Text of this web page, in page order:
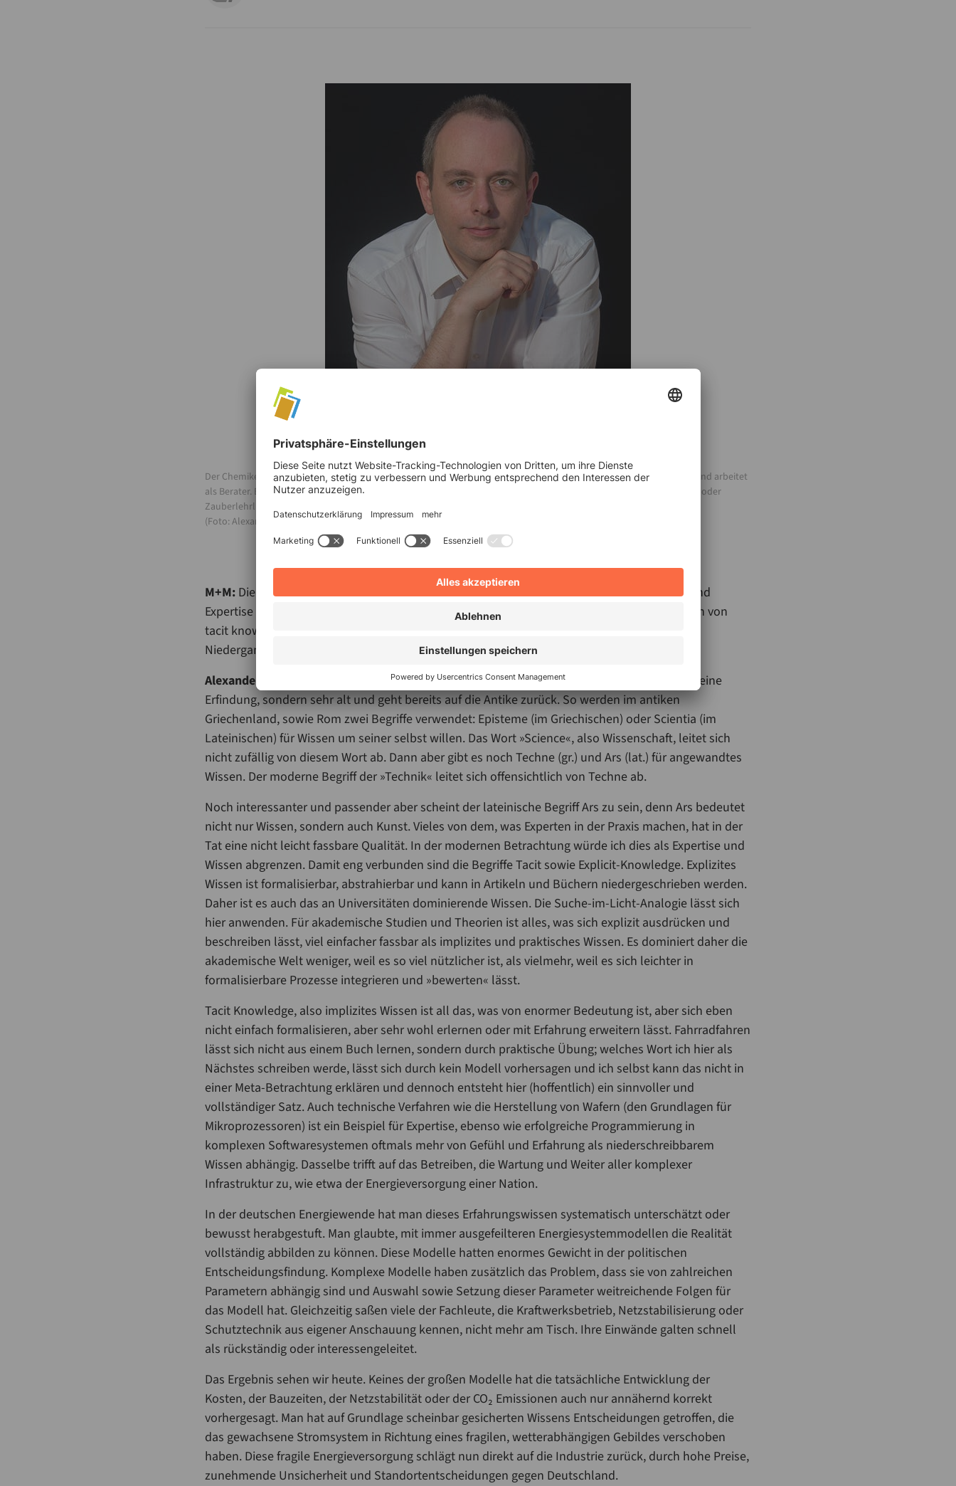
Der Chemiker, Philosoph und Informatiker Alexander Schatten forscht in Wien an der TU Wien und bei SBA Research und arbeitet
als Berater. Er war Geschäftsführer mehrerer Unternehmen und beschäftigt sich in seinem neuen Buch „Hexenmeister oder
Zauberlehrling? Die Wissensgesellschaft in der Krise“ mit der Frage, wie moderne Gesellschaften mit Wissen umgehen
(Foto: Alexander Schatten).
M+M: Die deutsche Energiewende sei ein Lehrstück dafür, was passiert, wenn man Wissen und
Expertise verwechselt, so Ihre These. Wie unterscheiden Sie explizites, modellierbares Wissen von
tacit knowledge aus jahrzehntelanger Praxis, und wie hat diese Verwechslung konkret zum
Niedergang des deutschen Energiesystems und der Industrie beigetragen?
Alexander Schatten:
Der Unterschied zwischen verschiedenen Arten des Wissens ist nicht meine
Erfindung, sondern sehr alt und geht bereits auf die Antike zurück. So werden im antiken
Griechenland, sowie Rom zwei Begriffe verwendet: Episteme (im Griechischen) oder Scientia (im
Lateinischen) für Wissen um seiner selbst willen. Das Wort »Science«, also Wissenschaft, leitet sich
nicht zufällig von diesem Wort ab. Dann aber gibt es noch Techne (gr.) und Ars (lat.) für angewandtes
Wissen. Der moderne Begriff der »Technik« leitet sich offensichtlich von Techne ab.
Noch interessanter und passender aber scheint der lateinische Begriff Ars zu sein, denn Ars bedeutet
nicht nur Wissen, sondern auch Kunst. Vieles von dem, was Experten in der Praxis machen, hat in der
Tat eine nicht leicht fassbare Qualität. In der modernen Betrachtung würde ich dies als Expertise und
Wissen abgrenzen. Damit eng verbunden sind die Begriffe Tacit sowie Explicit-Knowledge. Explizites
Wissen ist formalisierbar, abstrahierbar und kann in Artikeln und Büchern niedergeschrieben werden.
Daher ist es auch das an Universitäten dominierende Wissen. Die Suche-im-Licht-Analogie lässt sich
hier anwenden. Für akademische Studien und Theorien ist alles, was sich explizit ausdrücken und
beschreiben lässt, viel einfacher fassbar als implizites und praktisches Wissen. Es dominiert daher die
akademische Welt weniger, weil es so viel nützlicher ist, als vielmehr, weil es sich leichter in
formalisierbare Prozesse integrieren und »bewerten« lässt.
Tacit Knowledge, also implizites Wissen ist all das, was von enormer Bedeutung ist, aber sich eben
nicht einfach formalisieren, aber sehr wohl erlernen oder mit Erfahrung erweitern lässt. Fahrradfahren
lässt sich nicht aus einem Buch lernen, sondern durch praktische Übung; welches Wort ich hier als
Nächstes schreiben werde, lässt sich durch kein Modell vorhersagen und ich selbst kann das nicht in
einer Meta-Betrachtung erklären und dennoch entsteht hier (hoffentlich) ein sinnvoller und
vollständiger Satz. Auch technische Verfahren wie die Herstellung von Wafern (den Grundlagen für
Mikroprozessoren) ist ein Beispiel für Expertise, ebenso wie erfolgreiche Programmierung in
komplexen Softwaresystemen oftmals mehr von Gefühl und Erfahrung als niederschreibbarem
Wissen abhängig. Dasselbe trifft auf das Betreiben, die Wartung und Weiter aller komplexer
Infrastruktur zu, wie etwa der Energieversorgung einer Nation.
In der deutschen Energiewende hat man dieses Erfahrungswissen systematisch unterschätzt oder
bewusst herabgestuft. Man glaubte, mit immer ausgefeilteren Energiesystemmodellen die Realität
vollständig abbilden zu können. Diese Modelle hatten enormes Gewicht in der politischen
Entscheidungsfindung. Komplexe Modelle haben zusätzlich das Problem, dass sie von zahlreichen
Parametern abhängig sind und Auswahl sowie Setzung dieser Parameter weitreichende Folgen für
das Modell hat. Gleichzeitig saßen viele der Fachleute, die Kraftwerksbetrieb, Netzstabilisierung oder
Schutztechnik aus eigener Anschauung kennen, nicht mehr am Tisch. Ihre Einwände galten schnell
als rückständig oder interessengeleitet.
Das Ergebnis sehen wir heute. Keines der großen Modelle hat die tatsächliche Entwicklung der
Kosten, der Bauzeiten, der Netzstabilität oder der CO₂ Emissionen auch nur annähernd korrekt
vorhergesagt. Man hat auf Grundlage scheinbar gesicherten Wissens Entscheidungen getroffen, die
das gewachsene Stromsystem in Richtung eines fragilen, wetterabhängigen Gebildes verschoben
haben. Diese fragile Energieversorgung schlägt nun direkt auf die Industrie zurück, durch hohe Preise,
zunehmende Unsicherheit und Standortentscheidungen gegen Deutschland.